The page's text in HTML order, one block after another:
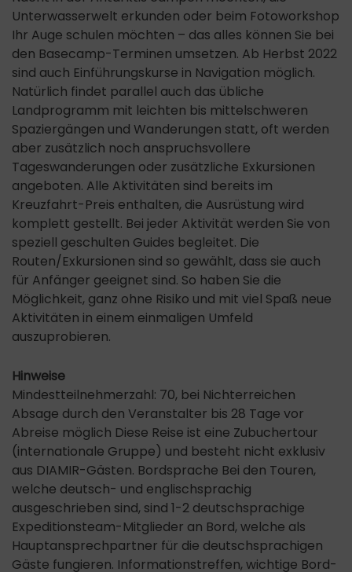
Unterwasserwelt erkunden oder beim Fotoworkshop
Ihr Auge schulen möchten – das alles können Sie bei
den Basecamp-Terminen umsetzen. Ab Herbst 2022
sind auch Einführungskurse in Navigation möglich.
Natürlich findet parallel auch das übliche
Landprogramm mit leichten bis mittelschweren
Spaziergängen und Wanderungen statt, oft werden
aber zusätzlich noch anspruchsvollere
Tageswanderungen oder zusätzliche Exkursionen
angeboten. Alle Aktivitäten sind bereits im
Kreuzfahrt-Preis enthalten, die Ausrüstung wird
komplett gestellt. Bei jeder Aktivität werden Sie von
speziell geschulten Guides begleitet. Die
Routen/Exkursionen sind so gewählt, dass sie auch
für Anfänger geeignet sind. So haben Sie die
Möglichkeit, ganz ohne Risiko und mit viel Spaß neue
Aktivitäten in einem einmaligen Umfeld
auszuprobieren.
Hinweise
Mindestteilnehmerzahl: 70, bei Nichterreichen
Absage durch den Veranstalter bis 28 Tage vor
Abreise möglich Diese Reise ist eine Zubuchertour
(internationale Gruppe) und besteht nicht exklusiv
aus DIAMIR-Gästen. Bordsprache Bei den Touren,
welche deutsch- und englischsprachig
ausgeschrieben sind, sind 1-2 deutschsprachige
Expeditionsteam-Mitglieder an Bord, welche als
Hauptansprechpartner für die deutschsprachigen
Gäste fungieren. Informationstreffen, wichtige Bord-